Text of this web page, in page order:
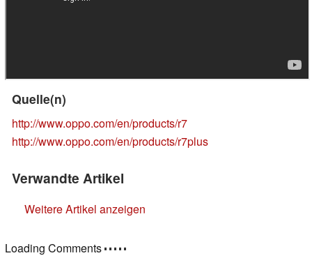
Quelle(n)
http://www.oppo.com/en/products/r7
http://www.oppo.com/en/products/r7plus
Verwandte Artikel
Weitere Artikel anzeigen
Loading Comments